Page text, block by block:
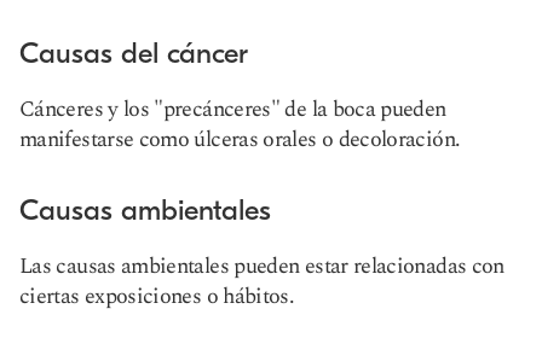
Causas del cáncer
Cánceresy los "precánceres" de la boca pueden
manifestarse como úlceras orales o decoloración.
Causas ambientales
Las causas ambientales pueden estar relacionadas con
ciertas exposiciones o hábitos.